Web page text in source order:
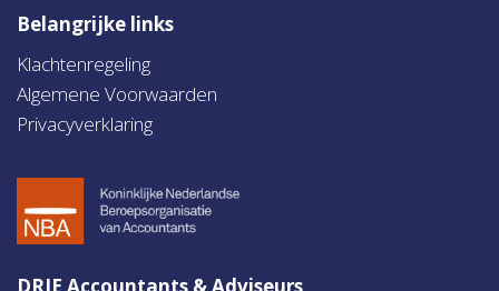
Belangrijke links
Klachtenregeling
Algemene Voorwaarden
Privacyverklaring